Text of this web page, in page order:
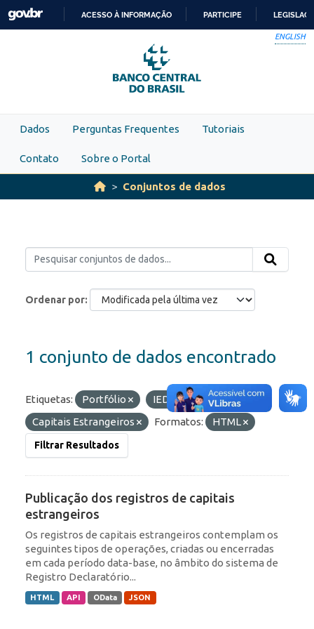
Skip to main content
PARA
O
CONTEÚDO
ACESSO À INFORMAÇÃO PARTICIPE
ENGLISH
Dados Perguntas Frequentes Tutoriais
Contato Sobre o Portal
Conjuntos de dados
Ordenar por
1 conjunto de dados encontrado
Etiquetas: Portfólio
IED
Capitais Estrangeiros
Formatos: HTML
Filtrar Resultados
Publicação dos registros de capitais
estrangeiros
Os registros de capitais estrangeiros contemplam os
seguintes tipos de operações, criadas ou encerradas
em cada período data-base, no âmbito do sistema de
Registro Declaratório...
HTML API OData JSON